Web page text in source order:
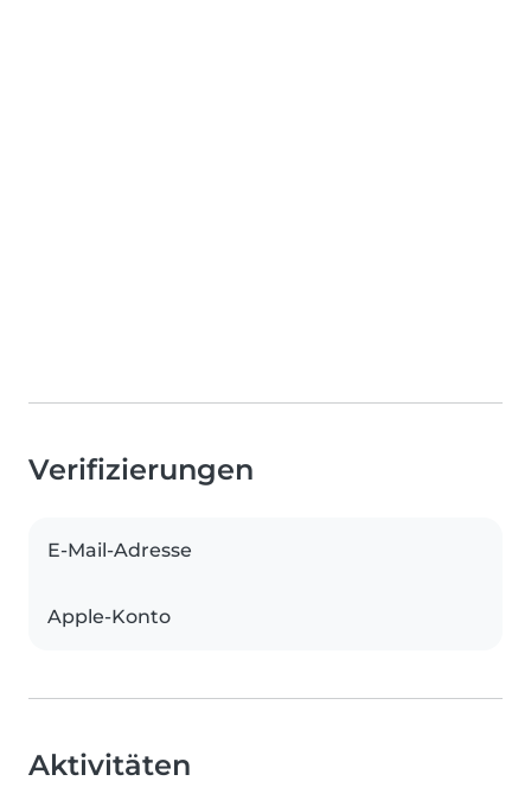
Verifizierungen
E-Mail-Adresse
Apple-Konto
Aktivitäten